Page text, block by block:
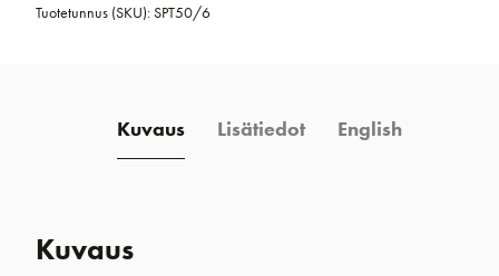
Tuotetunnus (SKU):SPT50/6
Kuvaus Lisätiedot English
Kuvaus